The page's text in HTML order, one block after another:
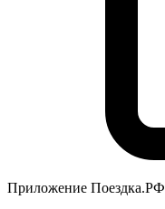
Приложение Поездка.РФ